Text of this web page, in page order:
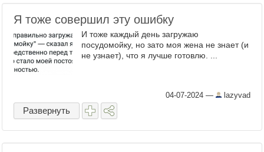
Я тоже совершил эту ошибку
И тоже каждый день загружаю
посудомойку, но зато моя жена не знает (и
не узнает), что я лучше готовлю. ...
04-07-2024 — lazyvad
Развернуть